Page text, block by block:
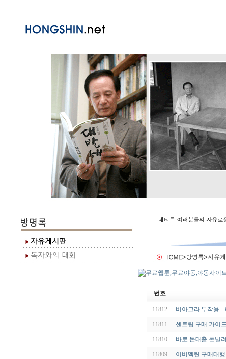
번호
11812 비아그라 부작용 -
11811 센트립 구매 가이
11810 바로 돈대출 돈빌
11809 이버멕틴 구매대